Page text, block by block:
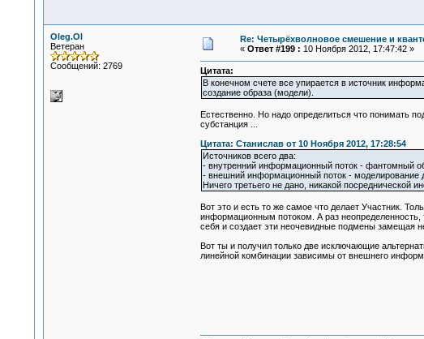
Oleg.Ol
Ветеран
Сообщений: 2769
Re: Четырёхволновое смешение и
« Ответ #199 : 10 Ноября 2012, 17:47:42 »
Цитата:
В конечном счете все упирается в источник
создание образа (модели).
Естественно. Но надо определиться что понимать
субстанция ...
Цитата: Станислав от 10 Ноября 2012, 17:28:54
Источников всего два:
- внутренний информационный поток - фантомный
- внешний информационный поток - моделирование
Ничего третьего не дано, никакой посреднической
Вот это и есть то же самое что делает Участник.
информационным потоком. А раз неопределенность,
себя и создает эти неочевидные подмены замещая
Вот ты и получил только две исключающие
линейной комбинации зависимы от внешнего